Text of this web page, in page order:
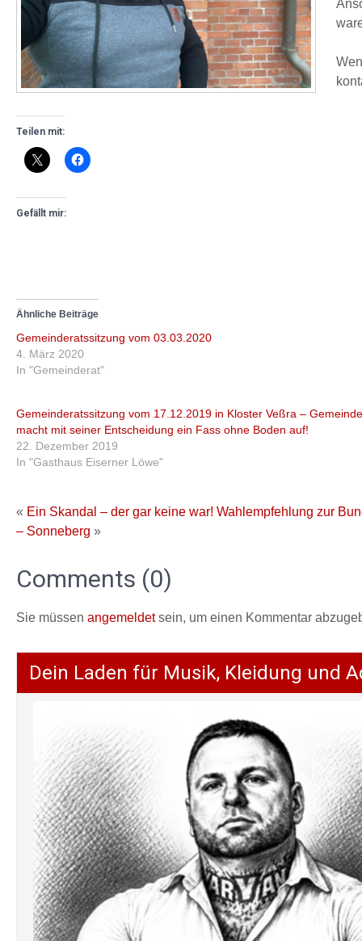
Teilen mit:
Gefällt mir:
Ähnliche Beiträge
Gemeinderatssitzung vom 03.03.2020
4. März 2020
In "Gemeinderat"
Gemeinderatssitzung vom 17.12.2019 in Kloster Veßra –
macht mit seiner Entscheidung ein Fass ohne Boden auf!
22. Dezember 2019
In "Gasthaus Eiserner Löwe"
« Ein Skandal – der gar keine war! Wahlempfehlung zur
– Sonneberg »
Comments (0)
Sie müssen angemeldetsein, um einen Kommentar
Dein Laden für Musik, Kleidung und